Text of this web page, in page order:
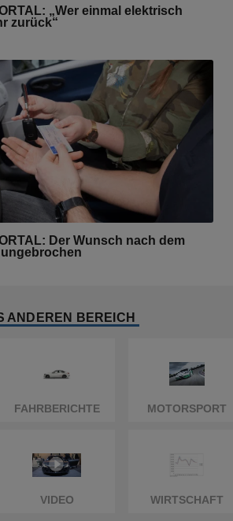
„Wer einmal elektrisch
zurück“
Der Wunsch nach dem
ANDEREN BEREICH
FAHRBERICHTE MOTORSPORT
VIDEO WIRTSCHAFT